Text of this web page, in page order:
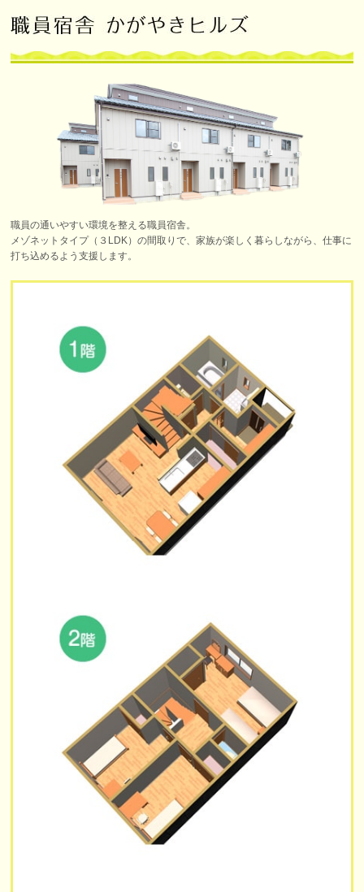
職員の通いやすい環境を整える職員宿舎。
メゾネットタイプ（３LDK）の間取りで、家族が楽しく暮らしながら、仕事に
打ち込めるよう支援します。